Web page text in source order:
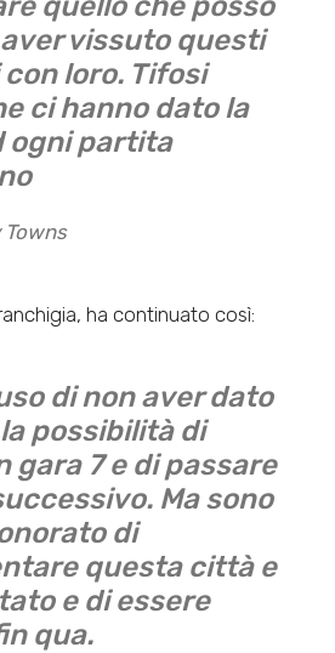
vissuto questi
loro. Tifosi
ci hanno dato la
ogni partita
ha continuato così:
di non aver dato
possibilità di
gara 7 e di passare
Ma sono
di
questa città e
e di essere
qua.